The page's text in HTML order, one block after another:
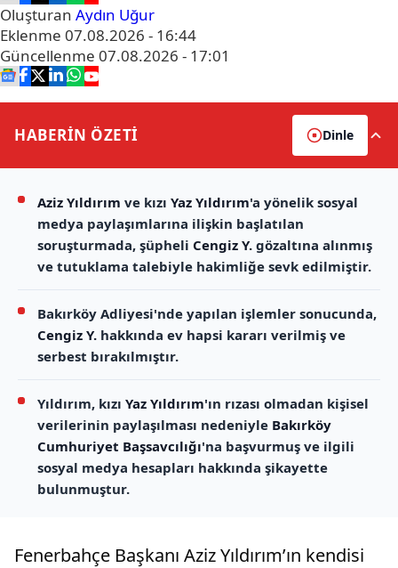
Oluşturan Aydın Uğur
Eklenme 07.08.2026 - 16:44
Güncellenme 07.08.2026 - 17:01
HABERİN ÖZETİ Dinle
Aziz Yıldırım ve kızı Yaz Yıldırım'a yönelik sosyal
medya paylaşımlarına ilişkin başlatılan
soruşturmada, şüpheli Cengiz Y. gözaltına alınmış
ve tutuklama talebiyle hakimliğe sevk edilmiştir.
Bakırköy Adliyesi'nde yapılan işlemler sonucunda,
Cengiz Y. hakkında ev hapsi kararı verilmiş ve
serbest bırakılmıştır.
Yıldırım, kızı Yaz Yıldırım'ın rızası olmadan kişisel
verilerinin paylaşılması nedeniyle Bakırköy
Cumhuriyet Başsavcılığı'na başvurmuş ve ilgili
sosyal medya hesapları hakkında şikayette
bulunmuştur.
Fenerbahçe Başkanı Aziz Yıldırım’ın kendisi